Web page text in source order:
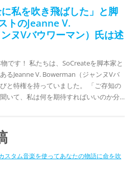
す。 ですから、最初にプラットフォー
の作家リッキー・ロックスバーグから
興奮しました。 リッキーは
ンツェル ザ・シリーズ）」を執筆し、
的に取り組んでいますが、彼の成功に
初期のことを覚えています...
私を吹き飛ばした」と脚
トのJeanne V.
ヌVバウワーマン）氏は述
です！ 私たちは、SoCreateを脚本家と
るJeanne V. Bowerman（ジャンヌVバ
と特権を持っていました。 「ご存知の
いて、私は何を期待すればいいのか分
非常に直感的であるように、それは非
代の作家を歓迎すると思います」と彼
タム音楽を使ってあなたの物語に命を吹